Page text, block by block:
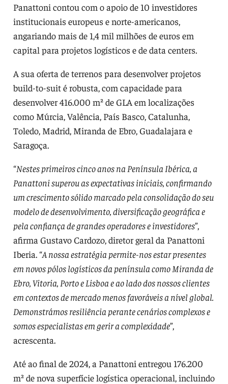
Panattoni contou com o apoio de 10 investidores
institucionais europeus e norte-americanos,
angariando mais de 1,4 mil milhões de euros em
capital para projetos logísticos e de data centers.
A sua oferta de terrenos para desenvolver projetos
build-to-suit é robusta, com capacidade para
desenvolver 416.000 m² de GLA em localizações
como Múrcia, Valência, País Basco, Catalunha,
Toledo, Madrid, Miranda de Ebro, Guadalajara e
Saragoça.
“Nestes primeiros cinco anos na Península Ibérica, a
Panattoni superou as expectativas iniciais, confirmando
um crescimento sólido marcado pela consolidação do seu
modelo de desenvolvimento, diversificação geográfica e
pela confiança de grandes operadores e investidores”,
afirma Gustavo Cardozo, diretor geral da Panattoni
Iberia. “A nossa estratégia permite-nos estar presentes
em novos pólos logísticos da península como Miranda de
Ebro, Vitoria, Porto e Lisboa e ao lado dos nossos clientes
em contextos de mercado menos favoráveis a nível global.
Demonstrámos resiliência perante cenários complexos e
somos especialistas em gerir a complexidade”,
acrescenta.
Até ao final de 2024, a Panattoni entregou 176.200
m² de nova superfície logística operacional, incluindo